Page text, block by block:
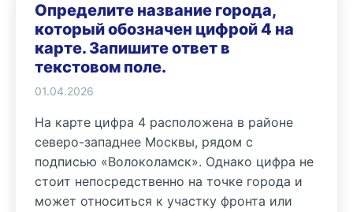
Определите название города,
который обозначен цифрой 4 на
карте. Запишите ответ в
текстовом поле.
01.04.2026
На карте цифра 4 расположена в районе
северо-западнее Москвы, рядом с
подписью «Волоколамск». Однако цифра не
стоит непосредственно на точке города и
может относиться к участку фронта или